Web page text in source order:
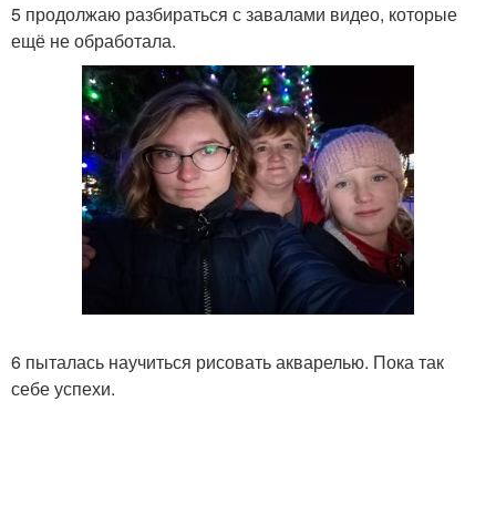
5 продолжаю разбираться с завалами видео, которые
ещё не обработала.
6 пыталась научиться рисовать акварелью. Пока так
себе успехи.